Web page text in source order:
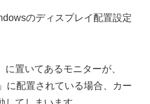
のディスプレイ配置設定
置いてあるモニターが、
に配置されている場合、カー